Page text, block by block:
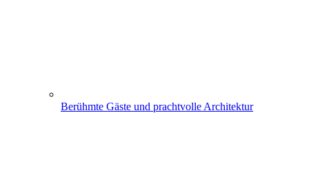
Berühmte Gäste und prachtvolle Architektur